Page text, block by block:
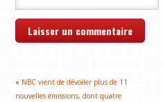
« NBC vient de dévoiler plus de 11
nouvelles émissions, dont quatre